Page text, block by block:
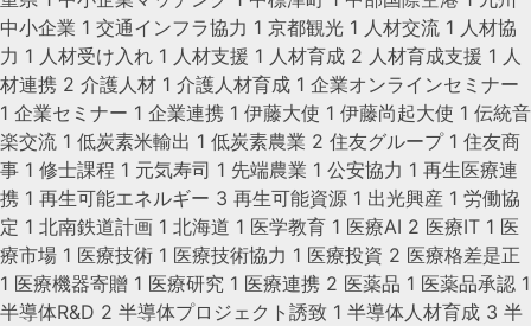
中小企業 1 交通インフラ協力 1 京都観光 1 人材交流 1 人材協
力 1 人材受け入れ 1 人材支援 1 人材育成 2 人材育成支援 1 人
材連携 2 介護人材 1 介護人材育成 1 企業オンラインセミナー
1 企業セミナー 1 企業連携 1 伊藤大使 1 伊藤尚起大使 1 伝統音
楽交流 1 低炭素米輸出 1 低炭素農業 2 住友グループ 1 住友商
事 1 修士課程 1 元気寿司 1 先端農業 1 公安協力 1 再生医療連
携 1 再生可能エネルギー 3 再生可能資源 1 出光興産 1 労働協
定 1 北南鉄道計画 1 北海道 1 医学教育 1 医療AI 2 医療IT 1 医
療市場 1 医療技術 1 医療技術協力 1 医療投資 2 医療格差是正
1 医療機器寄贈 1 医療研究 1 医療連携 2 医薬品 1 医薬品承認 1
半導体R&D 2 半導体プロジェクト誘致 1 半導体人材育成 3 半